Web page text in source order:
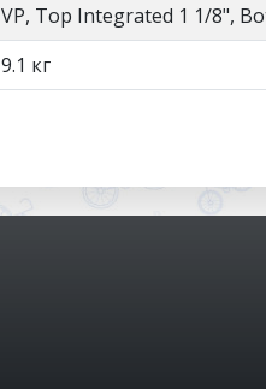
VP, Top Integrated 1 1/8",
9.1 кг